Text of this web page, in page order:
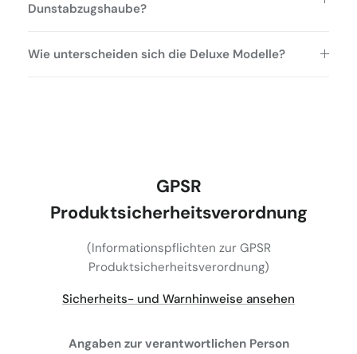
Dunstabzugshaube?
Wie unterscheiden sich die Deluxe Modelle?
GPSR
Produktsicherheitsverordnung
(Informationspflichten zur GPSR
Produktsicherheitsverordnung)
Sicherheits- und Warnhinweise ansehen
Angaben zur verantwortlichen Person